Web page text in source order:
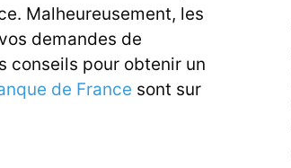
Malheureusement, les
demandes de
conseils pour obtenir un
de France sont sur